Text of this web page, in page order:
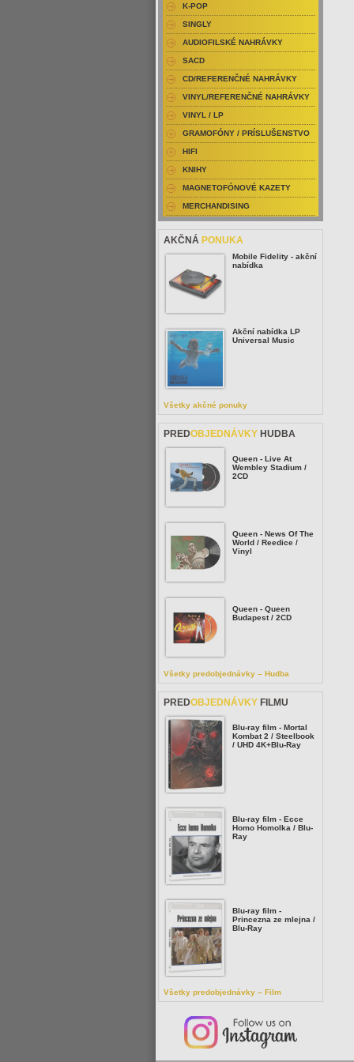
K-POP
SINGLY
AUDIOFILSKÉ NAHRÁVKY
SACD
CD/REFERENČNÉ NAHRÁVKY
VINYL/REFERENČNÉ NAHRÁVKY
VINYL / LP
GRAMOFÓNY / PRÍSLUŠENSTVO
HIFI
KNIHY
MAGNETOFÓNOVÉ KAZETY
MERCHANDISING
AKČNÁ PONUKA
Mobile Fidelity - akční
nabídka
Akční nabídka LP
Universal Music
Všetky akčné ponuky
PREDOBJEDNÁVKY HUDBA
Queen - Live At
Wembley Stadium /
2CD
Queen - News Of The
World / Reedice /
Vinyl
Queen - Queen
Budapest / 2CD
Všetky predobjednávky – Hudba
PREDOBJEDNÁVKY FILMU
Blu-ray film - Mortal
Kombat 2 / Steelbook
/ UHD 4K+Blu-Ray
Blu-ray film - Ecce
Homo Homolka / Blu-
Ray
Blu-ray film -
Princezna ze mlejna /
Blu-Ray
Všetky predobjednávky – Film